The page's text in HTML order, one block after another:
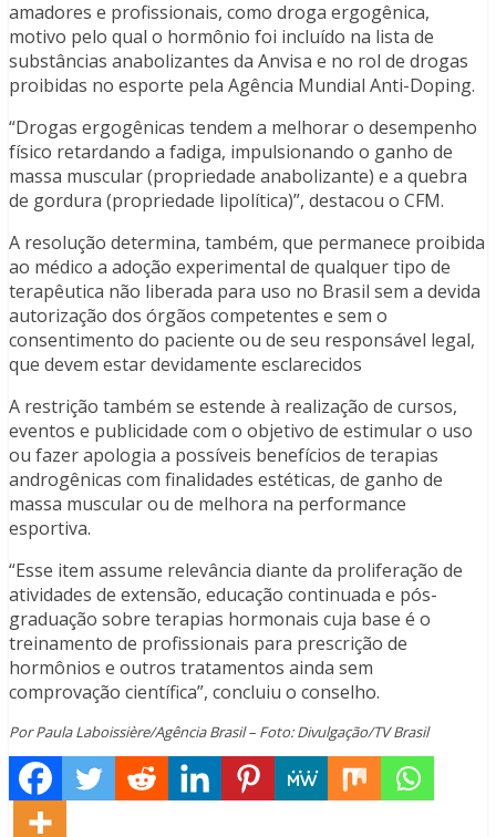
amadores e profissionais, como droga ergogênica,
motivo pelo qual o hormônio foi incluído na lista de
substâncias anabolizantes da Anvisa e no rol de drogas
proibidas no esporte pela Agência Mundial Anti-Doping.
“Drogas ergogênicas tendem a melhorar o desempenho
físico retardando a fadiga, impulsionando o ganho de
massa muscular (propriedade anabolizante) e a quebra
de gordura (propriedade lipolítica)”, destacou o CFM.
A resolução determina, também, que permanece proibida
ao médico a adoção experimental de qualquer tipo de
terapêutica não liberada para uso no Brasil sem a devida
autorização dos órgãos competentes e sem o
consentimento do paciente ou de seu responsável legal,
que devem estar devidamente esclarecidos
A restrição também se estende à realização de cursos,
eventos e publicidade com o objetivo de estimular o uso
ou fazer apologia a possíveis benefícios de terapias
androgênicas com finalidades estéticas, de ganho de
massa muscular ou de melhora na performance
esportiva.
“Esse item assume relevância diante da proliferação de
atividades de extensão, educação continuada e pós-
graduação sobre terapias hormonais cuja base é o
treinamento de profissionais para prescrição de
hormônios e outros tratamentos ainda sem
comprovação científica”, concluiu o conselho.
Por Paula Laboissière/Agência Brasil – Foto: Divulgação/TV Brasil